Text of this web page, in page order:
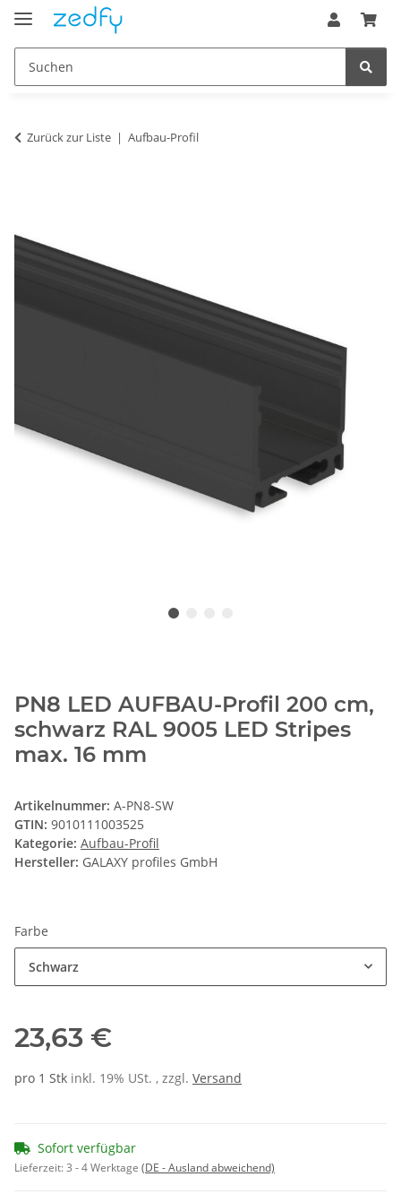
Zurück zur Liste Aufbau-Profil
PN8 LED AUFBAU-Profil 200 cm,
schwarz RAL 9005 LED Stripes
max. 16 mm
Artikelnummer: A-PN8-SW
GTIN: 9010111003525
Kategorie: Aufbau-Profil
Hersteller: GALAXY profiles GmbH
Farbe
Schwarz
23,63 €
pro 1 Stk inkl. 19% USt. , zzgl. Versand
Sofort verfügbar
Lieferzeit:3 - 4 Werktage (DE - Ausland abweichend)